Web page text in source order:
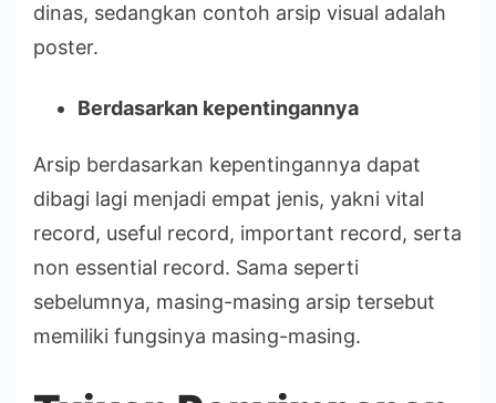
dinas, sedangkan contoh arsip visual adalah
poster.
Berdasarkan kepentingannya
Arsip berdasarkan kepentingannya dapat
dibagi lagi menjadi empat jenis, yakni vital
record, useful record, important record, serta
non essential record. Sama seperti
sebelumnya, masing-masing arsip tersebut
memiliki fungsinya masing-masing.